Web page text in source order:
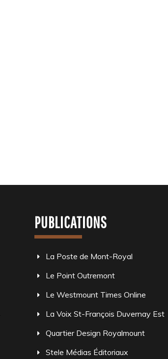
PUBLICATIONS
La Poste de Mont-Royal
Le Point Outremont
Le Westmount Times Online
La Voix St-François Duvernay Est
Quartier Design Royalmount
Stele Médias Éditoriaux